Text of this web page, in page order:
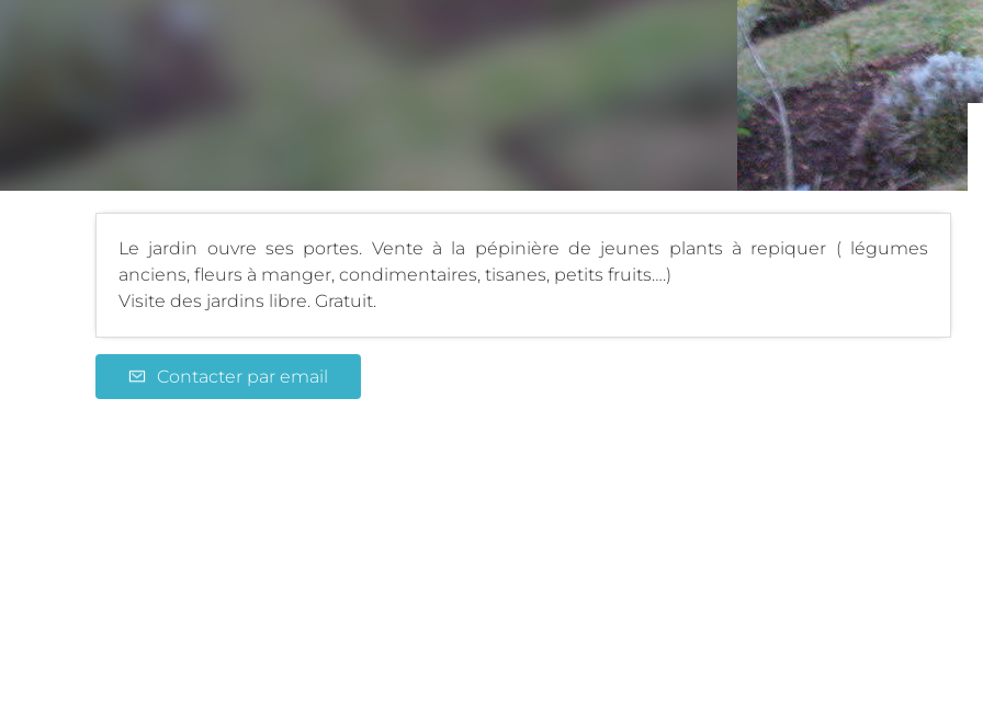
Le jardin ouvre ses portes. Vente à la pépinière de jeunes plants à repiquer ( légumes
anciens, fleurs à manger, condimentaires, tisanes, petits fruits….)
Visite des jardins libre. Gratuit.
Contacter par email